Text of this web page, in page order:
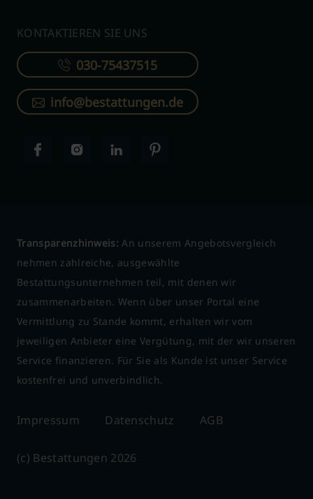
KONTAKTIEREN SIE UNS
030-75437515
info@bestattungen.de
Transparenzhinweis: An unserem Angebotsvergleich
nehmen zahlreiche, ausgewählte
Bestattungsunternehmen teil, mit denen wir
zusammenarbeiten. Wenn über unser Portal eine
Vermittlung zu Stande kommt, erhalten wir vom
jeweiligen Anbieter eine Vergütung, mit der wir unseren
Service finanzieren. Für Sie als Kunde ist unser Service
kostenfrei und unverbindlich.
Impressum Datenschutz AGB
(c) Bestattungen 2026